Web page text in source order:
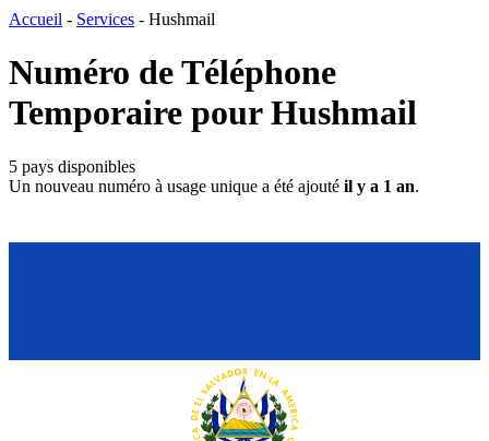
Accueil - Services - Hushmail
Numéro de Téléphone
Temporaire pourHushmail
5 pays disponibles
Un nouveau numéro à usage unique a été ajouté il y a 1 an.